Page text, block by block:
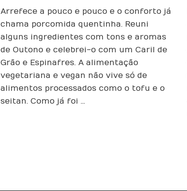
de
Grão
e
–
sabores
ricos
de
Outono
Arrefece a pouco e pouco e o conforto já
chama por comida quentinha. Reuni
alguns ingredientes com tons e aromas
de Outono e celebrei-o com um Caril de
Grão e Espinafres. A alimentação
vegetariana e vegan não vive só de
alimentos processados como o tofu e o
seitan. Como já foi …